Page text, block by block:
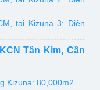
tại Kizuna 3: Diện
Tân Kim, Cần
Kizuna: 80,000m2